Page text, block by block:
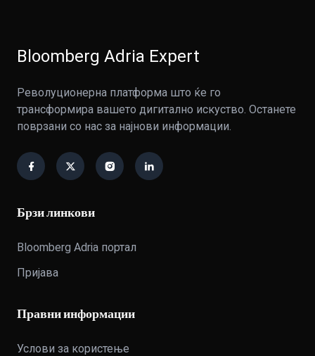
Bloomberg Adria Expert
Револуционерна платформа што ќе го
трансформира вашето дигитално искуство. Останете
поврзани со нас за најнови информации.
Брзи линкови
Bloomberg Adria портал
Пријава
Правни информации
Услови за користење